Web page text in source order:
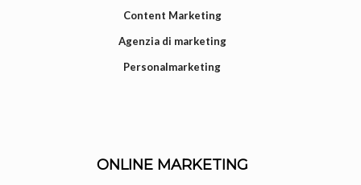
Content Marketing
Agenzia di marketing
Personalmarketing
ONLINE MARKETING